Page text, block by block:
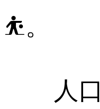
⛹。
人口